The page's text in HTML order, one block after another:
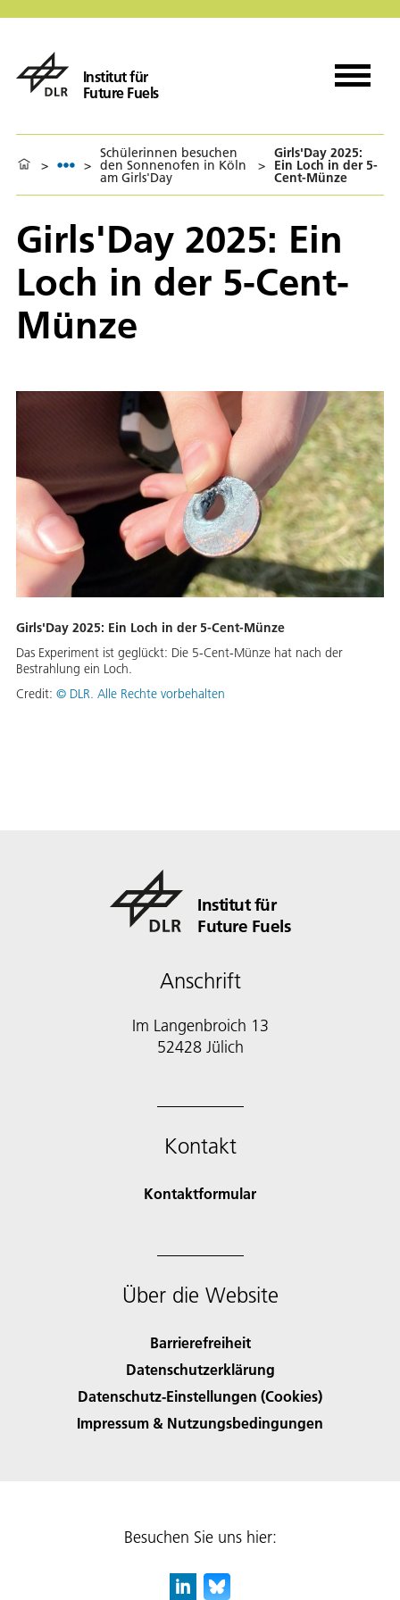
Institut für
Future Fuels
> >
Schülerinnen besuchen
den Sonnenofen in Köln
am Girls'Day
>
Girls'Day 2025:
Ein Loch in der 5-
Cent-Münze
Girls'Day 2025: Ein
Loch in der 5-Cent-
Münze
Girls'Day 2025: Ein Loch in der 5-Cent-Münze
Das Experiment ist geglückt: Die 5-Cent-Münze hat nach der
Bestrahlung ein Loch.
Credit: © DLR. Alle Rechte vorbehalten
Institut für
Future Fuels
Anschrift
Im Langenbroich 13
52428 Jülich
Kontakt
Kontaktformular
Über die Website
Barrierefreiheit
Datenschutzerklärung
Datenschutz-Einstellungen (Cookies)
Impressum & Nutzungsbedingungen
Besuchen Sie uns hier: